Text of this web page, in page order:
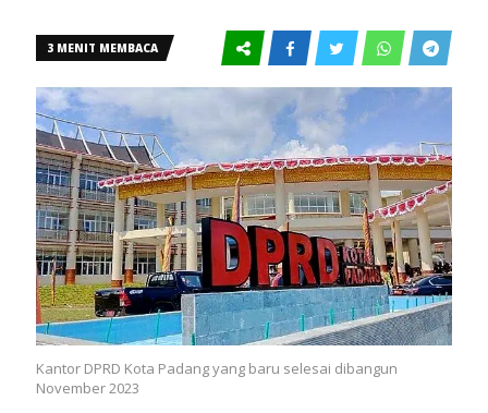
3 MENIT MEMBACA
Kantor DPRD Kota Padang yang baru selesai dibangun
November 2023